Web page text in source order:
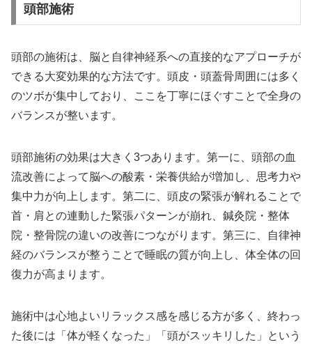
頭部施術
頭部の施術は、脳と自律神経系への直接的なアプローチが
できる大変効果的な方法です。頭皮・頭蓋骨周囲には多く
のツボが集中しており、ここを丁寧にほぐすことで全身の
バランスが整います。
頭部施術の効果は大きく3つあります。第一に、頭部の血
流改善によって脳への酸素・栄養供給が増加し、思考力や
集中力が向上します。第二に、頭皮の緊張が解れることで
首・肩との連動した緊張パターンが崩れ、鍼灸院・整体
院・整骨院の違いの改善につながります。第三に、自律神
経のバランスが整うことで睡眠の質が向上し、体全体の回
復力が高まります。
施術中は心地よいリラックス感を感じる方が多く、終わっ
た後には「体が軽くなった」「頭がスッキリした」という